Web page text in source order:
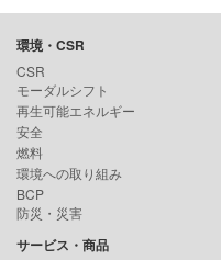
環境・CSR
CSR
モーダルシフト
再生可能エネルギー
安全
燃料
環境への取り組み
BCP
防災・災害
サービス・商品